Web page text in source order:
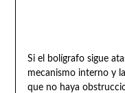
Si el bolígrafo sigue
mecanismo interno y
que no haya